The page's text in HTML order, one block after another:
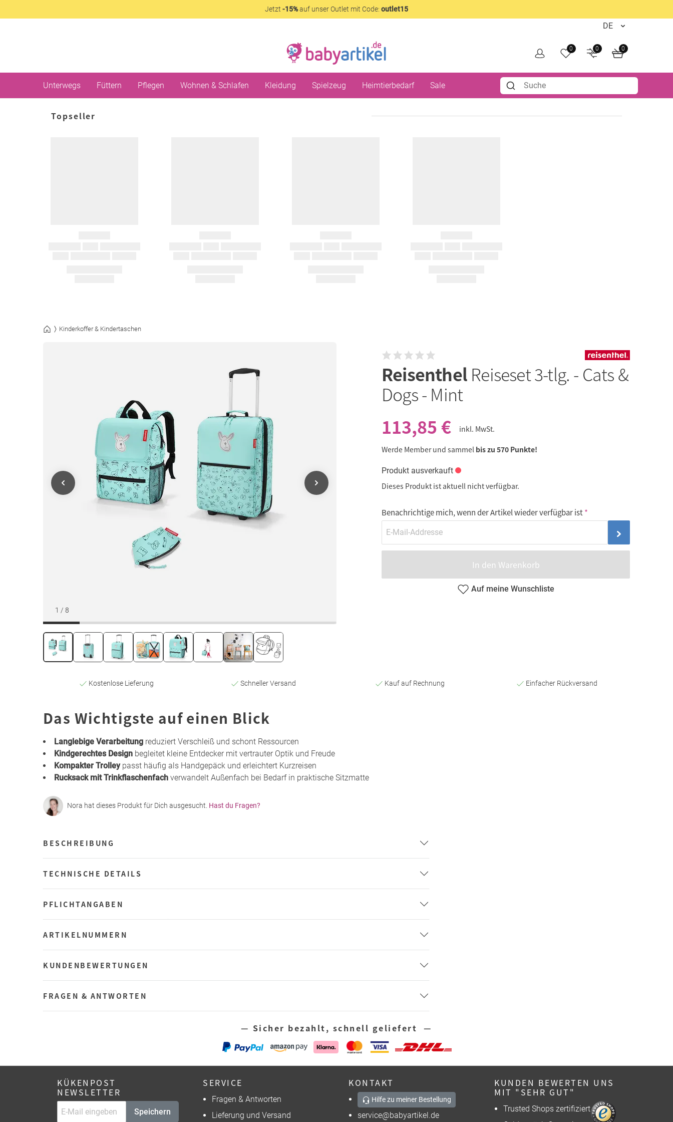
Jetzt -15%auf unser Outlet mit Code: outlet15
0 0 0
Unterwegs Füttern Pflegen Wohnen & Schlafen Kleidung Spielzeug Heimtierbedarf Sale
Topseller
Kinderkoffer & Kindertaschen
1 / 8
Reisenthel Reiseset 3-tlg. - Cats &
Dogs - Mint
113,85 €
inkl. MwSt.
Werde Member und sammel bis zu 570 Punkte!
Produkt ausverkauft
Dieses Produkt ist aktuell nicht verfügbar.
Benachrichtige mich, wenn der Artikel wieder verfügbar ist
In den Warenkorb
Auf meine Wunschliste
Kostenlose Lieferung Schneller Versand Kauf auf Rechnung Einfacher Rückversand
Das Wichtigste auf einen Blick
Langlebige Verarbeitung reduziert Verschleiß und schont Ressourcen
Kindgerechtes Design begleitet kleine Entdecker mit vertrauter Optik und Freude
Kompakter Trolleypasst häufig als Handgepäck und erleichtert Kurzreisen
Rucksack mit Trinkflaschenfach verwandelt Außenfach bei Bedarf in praktische Sitzmatte
Nora hat dieses Produkt für Dich ausgesucht. Hast du Fragen?
BESCHREIBUNG
TECHNISCHE DETAILS
PFLICHTANGABEN
ARTIKELNUMMERN
KUNDENBEWERTUNGEN
FRAGEN & ANTWORTEN
— Sicher bezahlt, schnell geliefert —
KÜKENPOST
NEWSLETTER
Speichern
SERVICE
Fragen & Antworten
Lieferung und Versand
KONTAKT
Hilfe zu meiner Bestellung
service@babyartikel.de
KUNDEN BEWERTEN UNS
MIT "SEHR GUT"
Trusted Shops zertifiziert